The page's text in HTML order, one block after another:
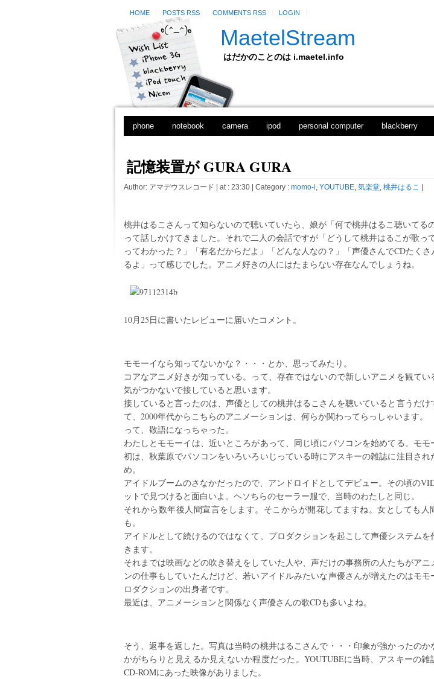
HOME POSTS RSS COMMENTS RSS LOGIN
MaetelStream
はだかのことのは i.maetel.info
phone notebook camera ipod personal computer blackberry
記憶装置が GURA GURA
Author: アマデウスレコード | at : 23:30 | Category : momo-i, YOUTUBE, 気楽堂, 桃井はるこ
桃井はるこさんって知らないので聴いていたら、娘が「何で桃井はるこ聴いてるの
って話しかけてきました。それで二人の会話ですが「どうして桃井はるこが歌っ
ってわかった？」「有名だからだよ」「どんな人なの？」「声優さんでCDたくさ
るよ」って感じでした。アニメ好きの人にはたまらない存在なんでしょうね。
10月25日に書いたレビューに届いたコメント。
モモーイなら知ってないかな？・・・とか、思ってみたり。
コアなアニメ好きが知っている。って、存在ではないので新しいアニメを観てい
気がつかないで接していると思います。
接していると言ったのは、声優としての桃井はるこさんを聴いていると言うだけ
て、2000年代からこちらのアニメーションは、何らか関わってらっしゃいます。
って、敬語になっちゃった。
わたしとモモーイは、近いところがあって、同じ頃にパソコンを始めてる。モモ
初は、秋葉原でパソコンをいろいろいじっている時にアスキーの雑誌に注目され
め。
アイドルブームのさなかだったので、アンドロイドとしてデビュー。その頃の
ットで見つけると面白いよ。ヘソちらのセーラー服で、当時のわたしと同じ。
それから数年後人間宣言をします。そこからが開花してますね。女としても人
も。
アイドルとして続けるのではなくて、プロダクションを起こして声優システムを
きます。
それまでは映画などの吹き替えをしていた人や、声だけの事務所の人たちがアニ
ンの仕事もしていたんだけど、若いアイドルみたいな声優さんが増えたのはモモ
ロダクションの出身者です。
最近は、アニメーションと関係なく声優さんの歌CDも多いよね。
そう、返事を返した。写真は当時の桃井はるこさんで・・・印象が強かったのか
かがちらりと見えるか見えないか程度だった。YOUTUBEに当時、アスキーの雑
CD-ROMにあった映像がありました。